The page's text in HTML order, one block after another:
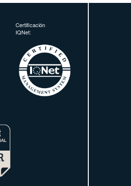
Certificación
IQNet: